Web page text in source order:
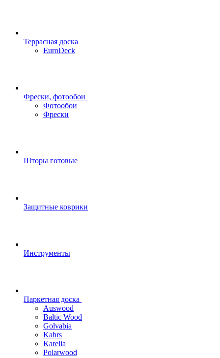
Террасная доска
EuroDeck
Фрески, фотообои
Фотообои
Фрески
Шторы готовые
Защитные коврики
Инструменты
Паркетная доска
Auswood
Baltic Wood
Golvabia
Kahrs
Karelia
Polarwood